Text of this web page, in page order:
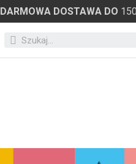
DARMOWA DOSTAWA DO 150